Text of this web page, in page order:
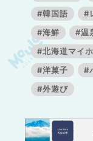
#韓国語
#
#海鮮
#温
#北海道マイ
#洋菓子
#
#外遊び